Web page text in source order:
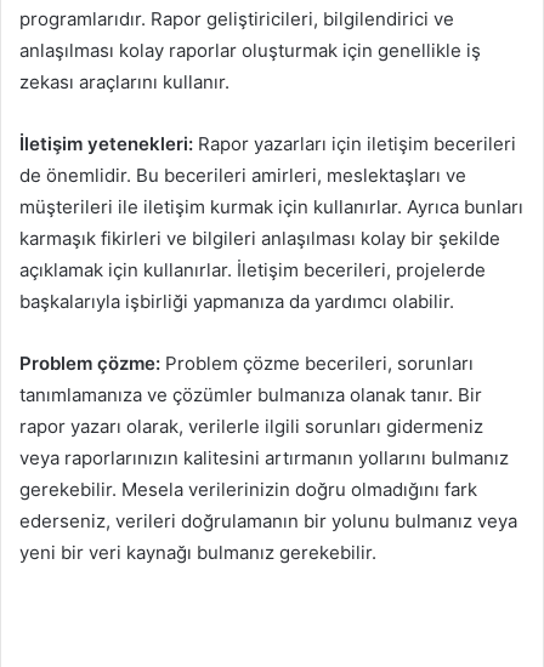
programlarıdır. Rapor geliştiricileri, bilgilendirici ve
anlaşılması kolay raporlar oluşturmak için genellikle iş
zekası araçlarını kullanır.
İletişim yetenekleri: Rapor yazarları için iletişim becerileri
de önemlidir. Bu becerileri amirleri, meslektaşları ve
müşterileri ile iletişim kurmak için kullanırlar. Ayrıca bunları
karmaşık fikirleri ve bilgileri anlaşılması kolay bir şekilde
açıklamak için kullanırlar. İletişim becerileri, projelerde
başkalarıyla işbirliği yapmanıza da yardımcı olabilir.
Problem çözme: Problem çözme becerileri, sorunları
tanımlamanıza ve çözümler bulmanıza olanak tanır. Bir
rapor yazarı olarak, verilerle ilgili sorunları gidermeniz
veya raporlarınızın kalitesini artırmanın yollarını bulmanız
gerekebilir. Mesela verilerinizin doğru olmadığını fark
ederseniz, verileri doğrulamanın bir yolunu bulmanız veya
yeni bir veri kaynağı bulmanız gerekebilir.